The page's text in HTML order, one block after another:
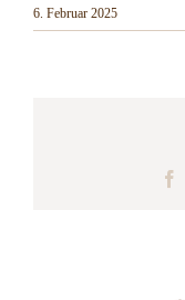
6. Februar 2025